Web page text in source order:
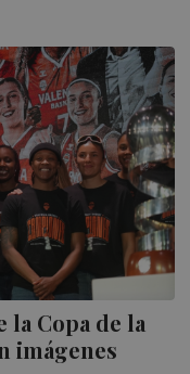
Copa de la
imágenes